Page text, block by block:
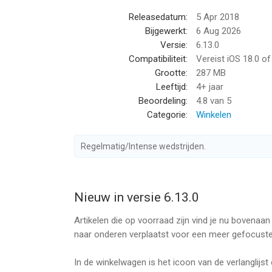
Ontdek als eerste de exclusieve sportkleding,
nu en ontdek een volledige ervaring in onze online
KENMERKEN ADIDAS-APP
STIJLVOLLE SNEAKERS EN SCHOENEN MET
- Shop de nieuwste collecties online en scoor je
- Bekijk de stijlvolle sneakers en sportschoenen
- Shop klassieke stijlen van adidas Originals in
SHOP DE BESTE KLEDING EN SPORTKLEDING
- Van Predator tot Ultraboost: we hebben iets
DÉ PLEK OM ADIDAS ORIGINALS TE KOPEN
- Shop stijlvolle sneakers en kleding: ontdek de
streetwear
Releasedatum:
5 Apr 2018
Bijgewerkt:
6 Aug 2026
Versie:
6.13.0
Compatibiliteit:
Vereist iOS 18.0
Grootte:
287 MB
Leeftijd:
4+ jaar
Beoordeling:
4.8 van 5
Categorie:
Winkelen
Regelmatig/Intense wedstrijden.
Nieuw in versie 6.13.0
Artikelen die op voorraad zijn vind je nu
naar onderen verplaatst voor een meer
In de winkelwagen is het icoon van de